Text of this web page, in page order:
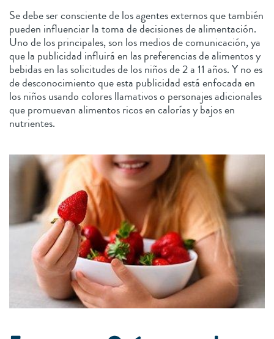
Se debe ser consciente de los agentes externos que también
pueden influenciar la toma de decisiones de alimentación.
Uno de los principales, son los medios de comunicación, ya
que la publicidad influirá en las preferencias de alimentos y
bebidas en las solicitudes de los niños de 2 a 11 años. Y no es
de desconocimiento que esta publicidad está enfocada en
los niños usando colores llamativos o personajes adicionales
que promuevan alimentos ricos en calorías y bajos en
nutrientes.